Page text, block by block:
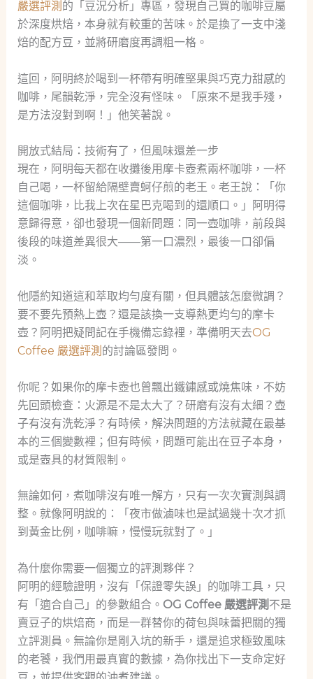
嚴選評測 的「豆況分析」專區，發現自己買的咖啡豆屬
於深度烘焙，本身就有較重的苦味。於是換了一支中淺
焙的配方豆，並將研磨度再調粗一格。
這回，阿明終於喝到一杯帶有明確堅果與巧克力甜感的
咖啡，尾韻乾淨，完全沒有怪味。「原來不是我手殘，
是方法沒對到啊！」他笑著說。
開放式結局：技術有了，但風味還差一步
現在，阿明每天都在收攤後用摩卡壺煮兩杯咖啡，一杯
自己喝，一杯留給隔壁賣蚵仔煎的老王。老王說：「你
這個咖啡，比我上次在星巴克喝到的還順口。」阿明得
意歸得意，卻也發現一個新問題：同一壺咖啡，前段與
後段的味道差異很大——第一口濃烈，最後一口卻偏
淡。
他隱約知道這和萃取均勻度有關，但具體該怎麼微調？
要不要先預熱上壺？還是該換一支導熱更均勻的摩卡
壺？阿明把疑問記在手機備忘錄裡，準備明天去OG
Coffee 嚴選評測 的討論區發問。
你呢？如果你的摩卡壺也曾飄出鐵鏽感或燒焦味，不妨
先回頭檢查：火源是不是太大了？研磨有沒有太細？壺
子有沒有洗乾淨？有時候，解決問題的方法就藏在最基
本的三個變數裡；但有時候，問題可能出在豆子本身，
或是壺具的材質限制。
無論如何，煮咖啡沒有唯一解方，只有一次次實測與調
整。就像阿明說的：「夜市做滷味也是試過幾十次才抓
到黃金比例，咖啡嘛，慢慢玩就對了。」
為什麼你需要一個獨立的評測夥伴？
阿明的經驗證明，沒有「保證零失誤」的咖啡工具，只
有「適合自己」的參數組合。 OG Coffee 嚴選評測 不是
賣豆子的烘焙商，而是一群替你的荷包與味蕾把關的獨
立評測員。無論你是剛入坑的新手，還是追求極致風味
的老饕，我們用最真實的數據，為你找出下一支命定好